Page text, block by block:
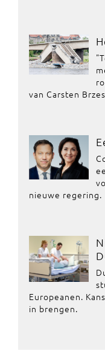
van Carsten
nieuwe regering.
Europeanen.
in brengen.